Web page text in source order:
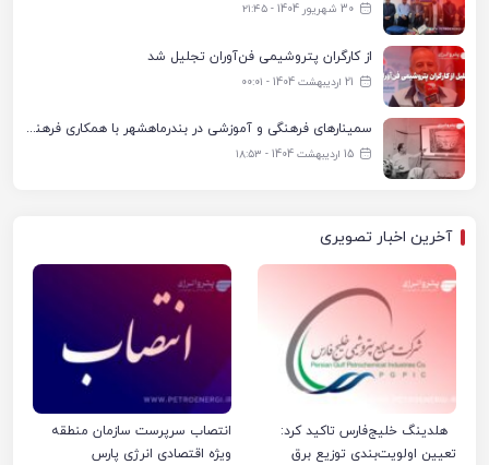
30 شهریور 1404 - ۲۱:۴۵
از کارگران پتروشیمی فن‌آوران تجلیل شد
21 اردیبهشت 1404 - ۰۰:۰۱
سمینارهای فرهنگی و آموزشی در بندرماهشهر با همکاری فرهنگ‌سرای پتروشیمی مارون
15 اردیبهشت 1404 - ۱۸:۵۳
آخرین اخبار تصویری
هلدینگ خلیج‌فارس تاکید کرد:
تعیین اولویت‌بندی توزیع برق
انتصاب سرپرست سازمان منطقه
ویژه اقتصادی انرژی پارس